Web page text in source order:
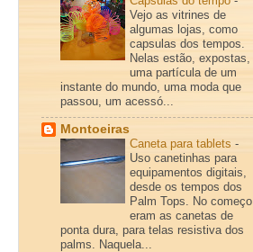
Vejo as vitrines de
algumas lojas, como
capsulas dos tempos.
Nelas estão, expostas,
uma partícula de um
instante do mundo, uma moda que
passou, um acessó...
Montoeiras
Caneta para tablets -
Uso canetinhas para
equipamentos digitais,
desde os tempos dos
Palm Tops. No começo
eram as canetas de
ponta dura, para telas resistiva dos
palms. Naquela...